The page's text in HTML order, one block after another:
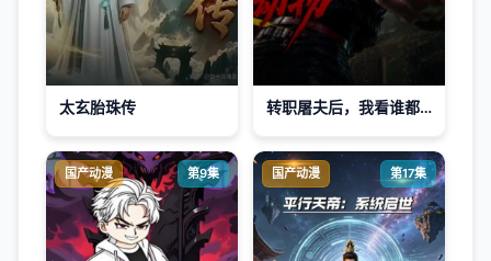
太玄胎珠传 转职屠夫后，我看谁都是动物
国产动漫 第9集 国产动漫 第17集